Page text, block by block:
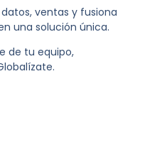
ventas y fusiona
una solución única.
de tu equipo,